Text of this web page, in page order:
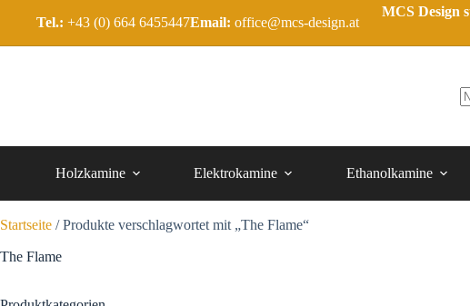
Tel.: +43 (0) 664 6455447Email: office@mcs-design.at
MCS Design
Holzkamine Elektrokamine Ethanolkamine
Startseite / Produkte verschlagwortet mit „The Flame“
The Flame